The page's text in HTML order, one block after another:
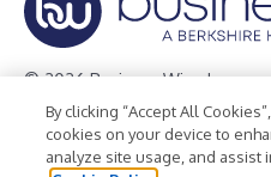
© 2026 Business Wire, Inc.
Privacy Policy Cookie Policy
Terms of Use
Legal
By clicking “Accept All
cookies on your device to
analyze site usage, and assist